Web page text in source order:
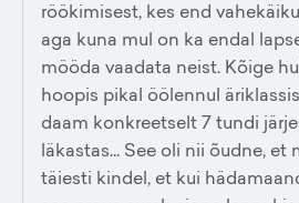
röökimisest, kes end
aga kuna mul on ka endal
mööda vaadata neist. Kõige
hoopis pikal öölennul
daam konkreetselt 7 tundi
läkastas... See oli nii õudne, et
täiesti kindel, et kui